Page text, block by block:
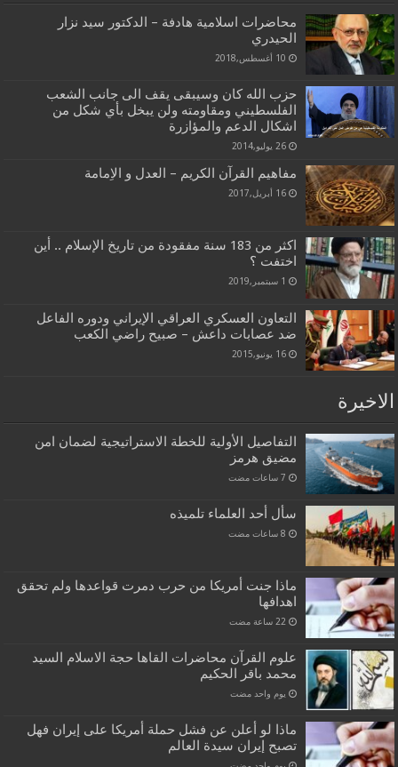
محاضرات اسلامية هادفة – الدكتور سيد نزار
الحيدري
10 أغسطس,2018
حزب الله كان وسيبقى يقف الى جانب الشعب
الفلسطيني ومقاومته ولن يبخل بأي شكل من
اشكال الدعم والمؤازرة
26 يوليو,2014
مفاهيم القرآن الكريم – العدل و الاِمامة
16 أبريل,2017
اكثر من 183 سنة مفقودة من تاريخ الإسلام .. أين
اختفت ؟
1 سبتمبر,2019
التعاون العسكري العراقي الإيراني ودوره الفاعل
ضد عصابات داعش – صبيح راضي الكعب
16 يونيو,2015
الاخيرة
التفاصيل الأولية للخطة الاستراتيجية لضمان امن
مضيق هرمز
سأل أحد العلماء تلميذه
ماذا جنت أمريكا من حرب دمرت قواعدها ولم تحقق
اهدافها
علوم القرآن محاضرات القاها حجة الاسلام السيد
محمد باقر الحكيم
‏يوم واحد مضت
ماذا لو أعلن عن فشل حملة أمريكا على إيران فهل
تصبح إيران سيدة العالم